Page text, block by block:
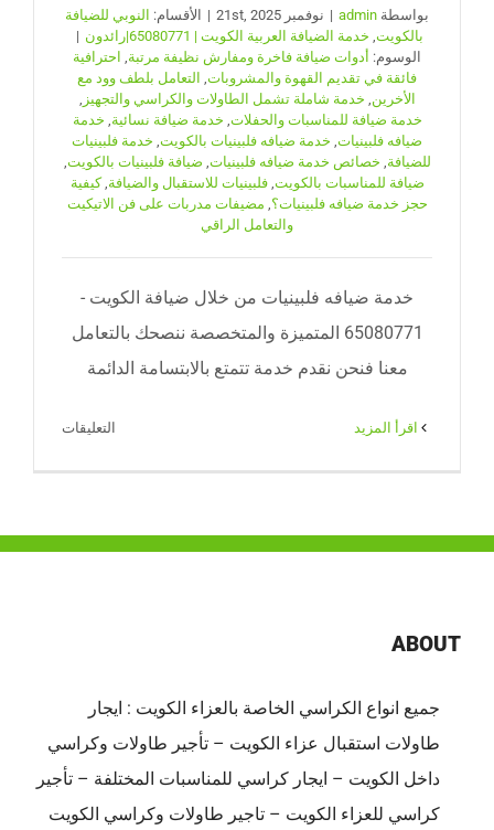
بواسطة admin
| نوفمبر 21st, 2025 | الأقسام: النوبي للضيافة
بالكويت, خدمة الضيافة العربية الكويت | 65080771|رائدون
|
الوسوم: أدوات ضيافة فاخرة ومفارش نظيفة مرتبة, احترافية
فائقة في تقديم القهوة والمشروبات, التعامل بلطف وود مع
الأخرين, خدمة شاملة تشمل الطاولات والكراسي والتجهيز ,
خدمة ضيافة للمناسبات والحفلات, خدمة ضيافة نسائية, خدمة
ضيافه فلبينيات, خدمة ضيافه فلبينيات بالكويت, خدمة فلبينيات
للضيافة, خصائص خدمة ضيافه فلبينيات, ضيافة فلبينيات بالكويت,
ضيافة للمناسبات بالكويت,فلبينيات للاستقبال والضيافة,كيفية
حجز خدمة ضيافه فلبينيات؟, مضيفات مدربات على فن الاتيكيت
والتعامل الراقي
خدمة ضيافه فلبينيات من خلال ضيافة الكويت -
65080771 المتميزة والمتخصصة ننصحك بالتعامل
معنا فنحن نقدم خدمة تتمتع بالابتسامة الدائمة
التعليقات
ABOUT
جميع انواع الكراسي الخاصة بالعزاء الكويت : ايجار
طاولات استقبال عزاء الكويت – تأجير طاولات وكراسي
داخل الكويت – ايجار كراسي للمناسبات المختلفة – تأجير
كراسي للعزاء الكويت – تاجير طاولات وكراسي الكويت